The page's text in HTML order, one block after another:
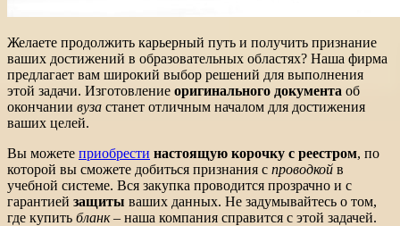
Желаете продолжить карьерный путь и получить признание
ваших достижений в образовательных областях? Наша фирма
предлагает вам широкий выбор решений для выполнения
этой задачи. Изготовление оригинального документа об
окончании вуза станет отличным началом для достижения
ваших целей.
Вы можете приобрести настоящую корочку с реестром, по
которой вы сможете добиться признания с проводкой в
учебной системе. Вся закупка проводится прозрачно и с
гарантией защиты ваших данных. Не задумывайтесь о том,
где купить бланк– наша компания справится с этой задачей.